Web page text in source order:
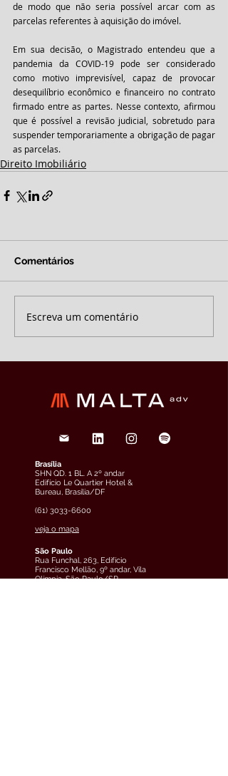
de modo que não seria possível arcar com as
parcelas referentes à aquisição do imóvel.
Em sua decisão, o Magistrado entendeu que a
pandemia da COVID-19 pode ser considerado
como motivo imprevisível, capaz de provocar
desequilíbrio econômico e financeiro no contrato
firmado entre as partes. Nesse contexto, afirmou
que é possível a revisão judicial, sobretudo para
suspender temporariamente a obrigação de pagar
as parcelas.
Direito Imobiliário
Comentários
Escreva um comentário
Brasília
SHN QD. 1 BL. A 2º andar
Edifício Le Quartier Hotel &
Bureau, Brasília/DF
(61) 3033-6600
veja o mapa
São Paulo
Rua Funchal, 263, Edifício
Francisco Mellão, 9º andar, Vila
Olímpia, São Paulo/SP